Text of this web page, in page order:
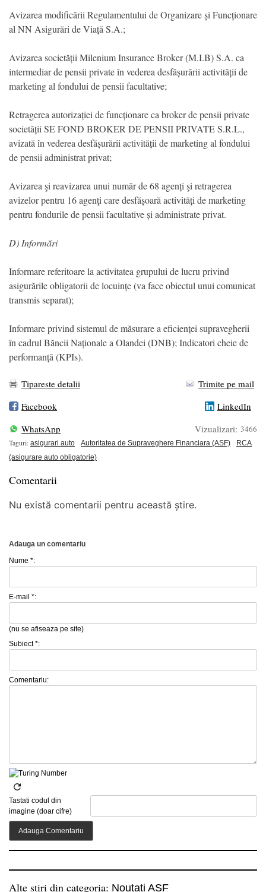
Avizarea modificării Regulamentului de Organizare și Funcționare
al NN Asigurări de Viață S.A.;
Avizarea societății Milenium Insurance Broker (M.I.B) S.A. ca
intermediar de pensii private în vederea desfășurării activității de
marketing al fondului de pensii facultative;
Retragerea autorizației de funcționare ca broker de pensii private
societății SE FOND BROKER DE PENSII PRIVATE S.R.L.,
avizată în vederea desfășurării activității de marketing al fondului
de pensii administrat privat;
Avizarea şi reavizarea unui număr de 68 agenți şi retragerea
avizelor pentru 16 agenţi care desfășoară activități de marketing
pentru fondurile de pensii facultative și administrate privat.
D) Informări
Informare referitoare la activitatea grupului de lucru privind
asigurările obligatorii de locuințe (va face obiectul unui comunicat
transmis separat);
Informare privind sistemul de măsurare a eficienței supravegherii
în cadrul Băncii Naționale a Olandei (DNB); Indicatori cheie de
performanță (KPIs).
Tipareste detalii
Trimite pe mail
Facebook
LinkedIn
WhatsApp
Vizualizari: 3466
Taguri: asigurari auto Autoritatea de Supraveghere Financiara (ASF)
RCA
(asigurare auto obligatorie)
Comentarii
Nu există comentarii pentru această știre.
Adauga un comentariu
Nume *:
E-mail *:
(nu se afiseaza pe site)
Subiect *:
Comentariu:
Tastati codul din
imagine (doar cifre)
Alte stiri din categoria: Noutati ASF